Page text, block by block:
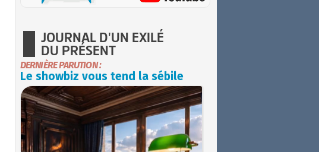
JOURNAL D'UN EXILÉ
DU PRÉSENT
DERNIÈRE PARUTION :
Le showbiz vous tend la sébile